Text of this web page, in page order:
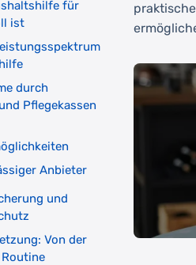
für
ist
durch
Pflegekassen
Anbieter
und
Von der